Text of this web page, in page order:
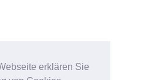
erklären Sie